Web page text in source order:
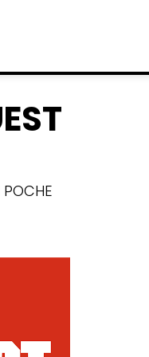
POCHE